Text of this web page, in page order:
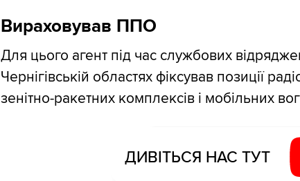
Вираховував ППО
Для цього агент під час службових
Чернігівській областях фіксував позиції
зенітно-ракетних комплексів і мобільних
ДИВІТЬСЯ НАС ТУТ